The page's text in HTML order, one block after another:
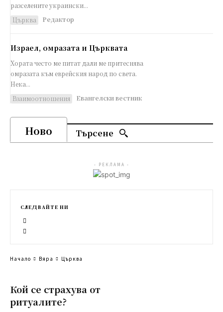
разселените украински...
Църква
Редактор
Израел, омразата и Църквата
Хората често ме питат дали ме притеснява
омразата към еврейския народ по света.
Нека...
Взаимоотношения
Евангелски вестник
Ново Търсене
Кой се страхува от
ритуалите?
- РЕКЛАМА -
СЛЕДВАЙТЕ НИ
Начало Вяра Църква